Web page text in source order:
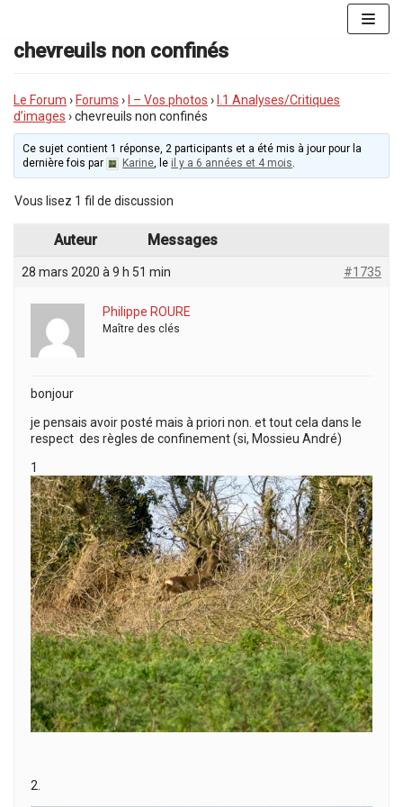
au
contenu
chevreuils non confinés
Le Forum › Forums › I – Vos photos ›
I.1 Analyses/Critiques
d’images ›chevreuils non confinés
Ce sujet contient 1 réponse, 2 participants et a été mis à jour pour la
dernière fois par
Karine, le il y a 6 années et 4 mois.
Vous lisez 1 fil de discussion
Auteur Messages
28 mars 2020 à 9 h 51 min #1735
Philippe ROURE
Maître des clés
bonjour
je pensais avoir posté mais à priori non. et tout cela dans le
respect des règles de confinement (si, Mossieu André)
1
2.